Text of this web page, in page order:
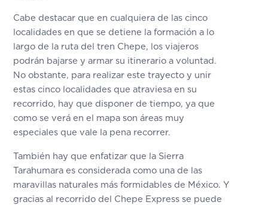
Cabe destacar que en cualquiera de las cinco
localidades en que se detiene la formación a lo
largo de la ruta del tren Chepe, los viajeros
podrán bajarse y armar su itinerario a voluntad.
No obstante, para realizar este trayecto y unir
estas cinco localidades que atraviesa en su
recorrido, hay que disponer de tiempo, ya que
como se verá en el mapa son áreas muy
especiales que vale la pena recorrer.
También hay que enfatizar que la Sierra
Tarahumara es considerada como una de las
maravillas naturales más formidables de México. Y
gracias al recorrido del Chepe Express se puede